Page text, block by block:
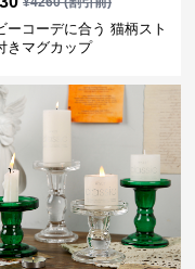
ーコーデに合う 猫柄スト
きマグカップ